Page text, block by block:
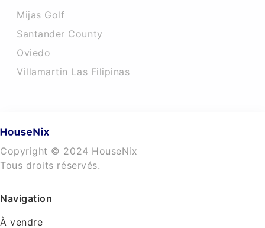
Mijas Golf
Santander County
Oviedo
Villamartin Las Filipinas
Copyright © 2024 HouseNix
Tous droits réservés.
Navigation
À vendre